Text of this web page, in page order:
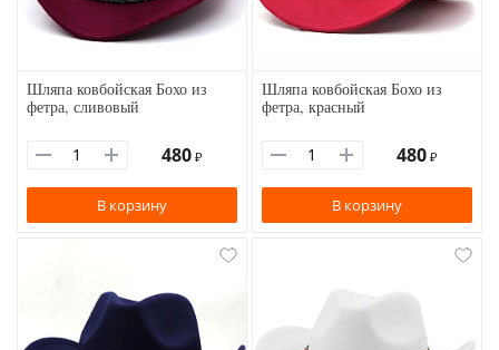
Шляпа ковбойская Бохо из
фетра, сливовый
480 ₽
В корзину
Шляпа ковбойская Бохо из
фетра, красный
480 ₽
В корзину